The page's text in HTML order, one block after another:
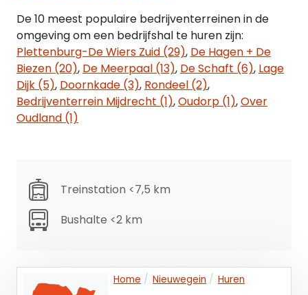
Kantoorruimte begane grond:
- entree;
- trap;
- inbouw led-verlichting;
- glasvezelaansluiting voor internet;
- systeemplafond;
- vloerbedekking door middel van tapijttegels;
- toiletten;
- wastafel.
Buitenterrein:
De 10 meest populaire bedrijventerreinen in de
omgeving om een bedrijfshal te huren zijn:
Plettenburg-De Wiers Zuid (29), De Hagen + De
Biezen (20), De Meerpaal (13), De Schaft (6), Lage
Dijk (5), Doornkade (3), Rondeel (2),
Bedrijventerrein Mijdrecht (1),Oudorp (1),Over
Oudland (1)
Treinstation <7,5 km
Bushalte <2 km
Home Nieuwegein Huren